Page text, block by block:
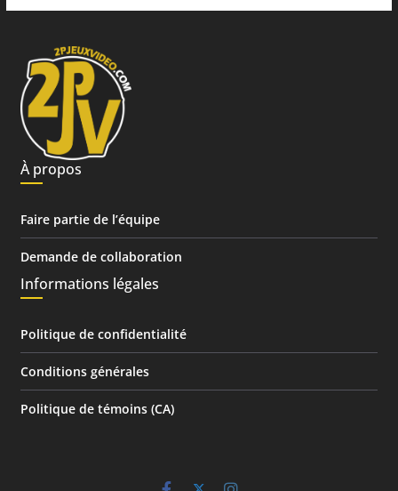
À propos
Faire partie de l’équipe
Demande de collaboration
Informations légales
Politique de confidentialité
Conditions générales
Politique de témoins (CA)